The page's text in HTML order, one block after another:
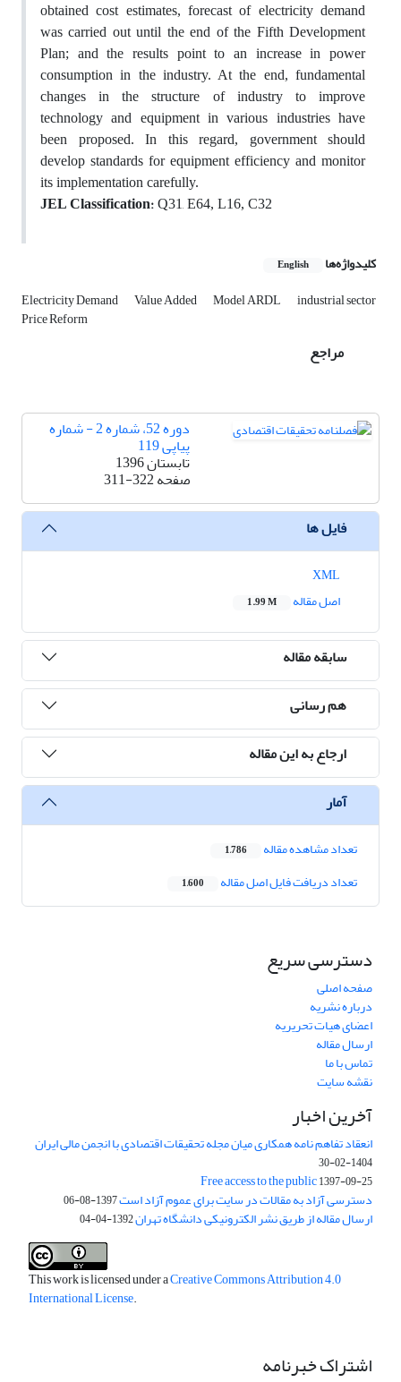
obtained cost estimates, forecast of electricity demand
was carried out until the end of the Fifth Development
Plan; and the results point to an increase in power
consumption in the industry. At the end, fundamental
changes in the structure of industry to improve
technology and equipment in various industries have
been proposed. In this regard, government should
develop standards for equipment efficiency and monitor
its implementation carefully.
JEL Classification: Q31, E64, L16, C32
کلیدواژه‌ها English
Electricity Demand Value Added Model ARDL industrial sector
Price Reform
مراجع
دوره 52، شماره 2 - شماره
پیاپی 119
تابستان 1396
صفحه311-322
فایل ها
اصل مقاله
1.99 M
سابقه مقاله
هم رسانی
ارجاع به این مقاله
آمار
تعداد مشاهده مقاله 1,786
تعداد دریافت فایل اصل مقاله 1,600
دسترسی سریع
صفحه اصلی
درباره نشریه
اعضای هیات تحریریه
ارسال مقاله
تماس با ما
نقشه سایت
آخرین اخبار
انعقاد تفاهم نامه همکاری میان مجله تحقیقات اقتصادی با انجمن مالی ایران
1404-02-30
Free access to the public1397-09-25
دسترسی آزاد به مقالات در سایت برای عموم آزاد است1397-08-06
ارسال مقاله از طریق نشر الکترونیکی دانشگاه تهران1392-04-04
This work is licensed under aCreative Commons Attribution 4.0
International License.
اشتراک خبرنامه